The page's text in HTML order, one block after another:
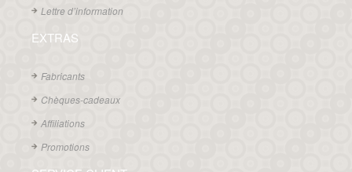
Lettre d’information
EXTRAS
Fabricants
Chèques-cadeaux
Affiliations
Promotions